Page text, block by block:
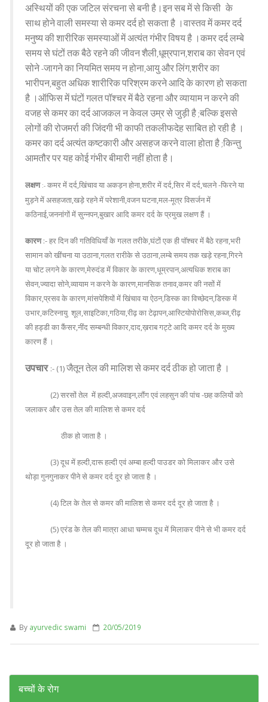
अस्थियोंकीएकजटिलसंरचनासेबनीहै।इनसबमेंसेकिसी के
साथहोनेवालीसमस्यासेकमरदर्दहोसकताहै ।वास्तवमेंकमरदर्द
मनुष्यकीशारीरिकसमस्याओंमेंअत्यंतगंभीरविषयहै ।कमरदर्दलम्बे
समयसेघंटोंतकबैठेरहनेकीजीवनशैली,धूम्रपान,शराबकासेवनएवं
सोने-जागनेकानियमितसमयनहोना,आयुऔरलिंग,शरीरका
भारीपन,बहुतअधिकशारीरिकपरिश्रमकरनेआदिकेकारणहोसकता
है ।ऑफिसमेंघंटोंगलतपॉश्चरमेंबैठेरहनाऔरव्यायामनकरनेकी
वजहसेकमरकादर्दआजकलनकेवलउम्रसेजुड़ीहै ;बल्किइससे
लोगोंकीरोजमर्राकीजिंदगीभीकाफीतकलीफदेहसाबितहोरहीहै ।
कमरकादर्दअत्यंतकष्टकारीऔरअसहजकरनेवालाहोताहै ;किन्तु
आमतौरपरयहकोईगंभीरबीमारीनहींहोताहै।
लक्षण:- कमर में दर्द,खिंचाव या अकड़न होना,शरीर में दर्द,सिर में दर्द,चलने -फिरने या
मुड़ने में असहजता,खड़े रहने में परेशानी,वजन घटना,मल-मूत्र विसर्जन में
कठिनाई,जननांगों में सुन्नपन,बुखार आदि कमर दर्द के प्रमुख लक्षण हैं ।
कारण:- हर दिन की गतिविधियाँ के गलत तरीके,घंटों एक ही पॉश्चर में बैठे रहना,भरी
सामान को खींचना या उठाना,गलत रारीके से उठाना,लम्बे समय तक खड़े रहना,गिरने
या चोट लगने के कारण,मेरुदंड में विकार के कारण,धूम्रपान,अत्यधिक शराब का
सेवन,ज्यादा सोने,व्यायाम न करने के कारण,मानसिक तनाव,कमर की नसों में
विकार,प्रसव के कारण,मांसपेशियों में खिंचाव या ऐठन,डिस्क का विच्छेदन,डिस्क में
उभार,कटिस्नायु शूल,साइटिका,गठिया,रीढ़ का टेढ़ापन,आस्टियोपोरोसिस,कब्ज,रीढ़
की हड्डी का कैंसर,नींद सम्बन्धी विकार,दाद,ख़राब गट्टे आदि कमर दर्द के मुख्य
कारण हैं ।
उपचार :- (1)जैतूनतेलकीमालिशसेकमरदर्दठीकहोजाताहै ।
(2)सरसोंतेल मेंहल्दी,अजवाइन,लौंगएवंलहसुनकीपांच-छहकलियोंको
जलाकरऔरउसतेलकीमालिशसेकमरदर्द
ठीकहोजाताहै ।
(3)दूधमेंहल्दी,दारूहल्दीएवंअम्बाहल्दीपाउडरकोमिलाकरऔरउसे
थोड़ागुनगुनाकरपीनेसेकमरदर्ददूरहोजाताहै ।
(4)टिलकेतेलसेकमरकीमालिशसेकमरदर्ददूरहोजाताहै ।
(5) एरंड के तेल की मात्रा आधा चम्मच दूध में मिलाकर पीने से भी कमर दर्द
दूर हो जाता है ।
By ayurvedic swami 20/05/2019
बच्चों के रोग